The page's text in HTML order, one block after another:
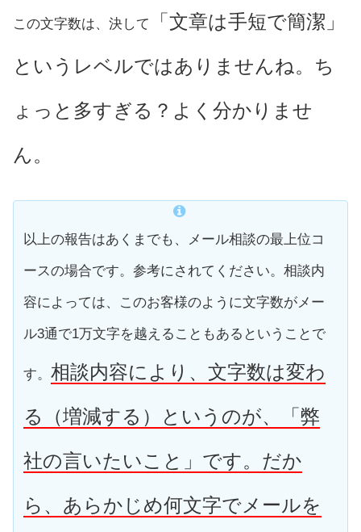
この文字数は、決して 「文章は手短で簡潔」
というレベルではありませんね。ち
ょっと多すぎる？よく分かりませ
ん。
以上の報告はあくまでも、メール相談の最上位コ
ースの場合です。参考にされてください。相談内
容によっては、このお客様のように文字数がメー
ル3通で1万文字を越えることもあるということで
す。 相談内容により、文字数は変わ
る（増減する）というのが、「弊
社の言いたいこと」です。だか
ら、あらかじめ何文字でメールを